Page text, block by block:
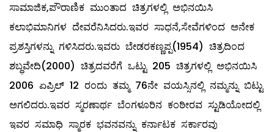
ಸಾಮಾಜಿಕ,ಪೌರಾಣಿಕ ಮುಂತಾದ ಚಿತ್ರಗಳಲ್ಲಿ ಅಭಿನಯಿಸಿ
ಕಲಾಭಿಮಾನಿಗಳ ದೇವರೆನಿಸಿದರು.ಇವರ ಸಾಧನೆ,ಸೇವೆಗಳಿಂದ ಅನೇಕ
ಪ್ರಶಸ್ತಿಗಳನ್ನು ಗಳಿಸಿದರು.ಇವರು ಬೇಡರಕಣ್ಣಪ್ಪ(1954) ಚಿತ್ರದಿಂದ
ಶಬ್ಧವೇದಿ(2000) ಚಿತ್ರದವರೆಗೆ ಒಟ್ಟು 205 ಚಿತ್ರಗಳಲ್ಲಿ ಅಭಿನಯಿಸಿ
2006 ಏಪ್ರಿಲ್ 12 ರಂದು ತಮ್ಮ 76ನೇ ವಯಸ್ಸಿನಲ್ಲಿ ನಮ್ಮನ್ನು ಬಿಟ್ಟು
ಅಗಲಿದರು.ಇವರ ಸ್ಮರಣಾರ್ಥ ಬೆಂಗಳೂರಿನ ಕಂಠೀರವ ಸ್ಟುಡಿಯೋದಲ್ಲಿ
ಇವರ ಸಮಾಧಿ ಸ್ಮಾರಕ ಭವನವನ್ನು ಕರ್ನಾಟಕ ಸರ್ಕಾರವು